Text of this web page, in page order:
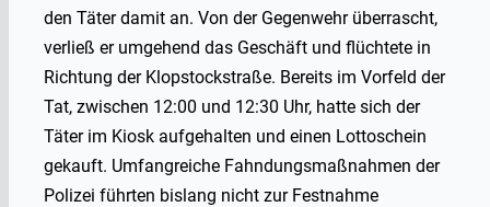
den Täter damit an. Von der Gegenwehr überrascht,
verließ er umgehend das Geschäft und flüchtete in
Richtung der Klopstockstraße. Bereits im Vorfeld der
Tat, zwischen 12:00 und 12:30 Uhr, hatte sich der
Täter im Kiosk aufgehalten und einen Lottoschein
gekauft. Umfangreiche Fahndungsmaßnahmen der
Polizei führten bislang nicht zur Festnahme